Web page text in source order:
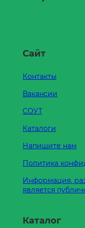
Сайт
Контакты
Вакансии
СОУТ
Каталоги
Напишите нам
Политика
Информация,
является
Каталог